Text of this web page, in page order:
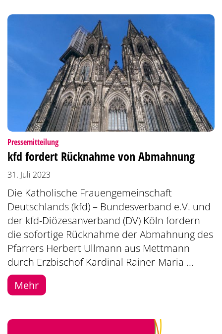
Pressemitteilung:
kfd fordert Rücknahme von Abmahnung
31. Juli 2023
Die Katholische Frauengemeinschaft
Deutschlands (kfd) – Bundesverband e.V. und
der kfd-Diözesanverband (DV) Köln fordern
die sofortige Rücknahme der Abmahnung des
Pfarrers Herbert Ullmann aus Mettmann
durch Erzbischof Kardinal Rainer-Maria ...
Mehr